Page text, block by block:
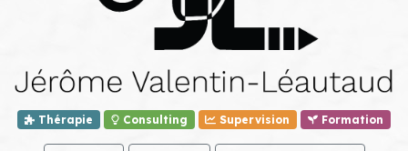
Thérapie Consulting Supervision Formation